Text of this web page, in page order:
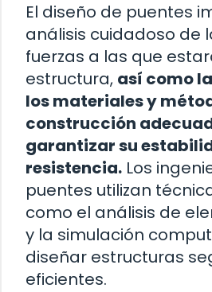
El diseño de puentes
análisis cuidadoso de
fuerzas a las que
estructura, así como
los materiales y
construcción
garantizar su
resistencia. Los
puentes utilizan
como el análisis de
y la simulación
diseñar estructuras
eficientes.